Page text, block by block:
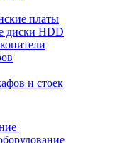
платы
диски HDD
и стоек